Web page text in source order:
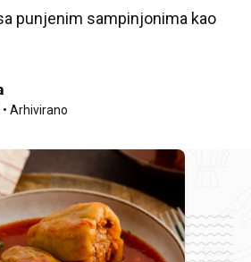
punjenim sampinjonima kao
• Arhivirano